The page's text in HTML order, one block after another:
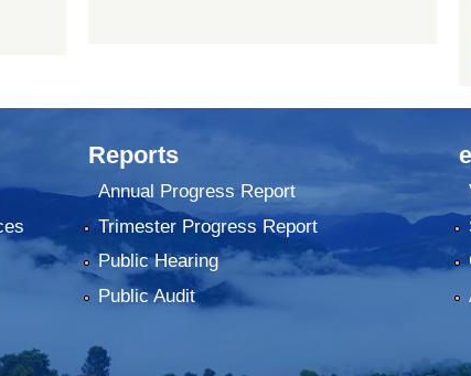
Reports
Annual Progress Report
Trimester Progress Report
Public Hearing
Public Audit